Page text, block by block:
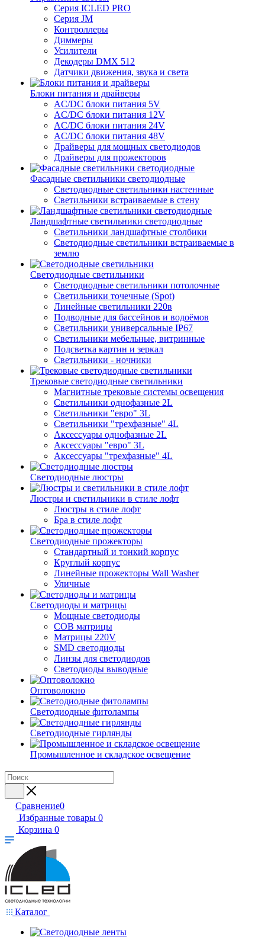
Серия ICLED PRO
Серия JM
Контроллеры
Диммеры
Усилители
Декодеры DMX 512
Датчики движения, звука и света
Блоки питания и драйверы
AC/DC блоки питания 5V
AC/DC блоки питания 12V
AC/DC блоки питания 24V
AC/DC блоки питания 48V
Драйверы для мощных светодиодов
Драйверы для прожекторов
Фасадные светильники светодиодные
Светодиодные светильники настенные
Светильники встраиваемые в стену
Ландшафтные светильники светодиодные
Светильники ландшафтные столбики
Светодиодные светильники встраиваемые в
землю
Светодиодные светильники
Светодиодные светильники потолочные
Светильники точечные (Spot)
Линейные светильники 220в
Подводные для бассейнов и водоёмов
Светильники универсальные IP67
Светильники мебельные, витринные
Подсветка картин и зеркал
Светильники - ночники
Трековые светодиодные светильники
Магнитные трековые системы освещения
Светильники однофазные 2L
Светильники "евро" 3L
Светильники "трехфазные" 4L
Аксессуары однофазные 2L
Аксессуары "евро" 3L
Аксессуары "трехфазные" 4L
Светодиодные люстры
Люстры и светильники в стиле лофт
Люстры в стиле лофт
Бра в стиле лофт
Светодиодные прожекторы
Стандартный и тонкий корпус
Круглый корпус
Линейные прожекторы Wall Washer
Уличные
Светодиоды и матрицы
Мощные светодиоды
COB матрицы
Матрицы 220V
SMD светодиоды
Линзы для светодиодов
Светодиоды выводные
Оптоволокно
Светодиодные фитолампы
Светодиодные гирлянды
Промышленное и складское освещение
Сравнение0
Избранные товары 0
Корзина 0
Каталог